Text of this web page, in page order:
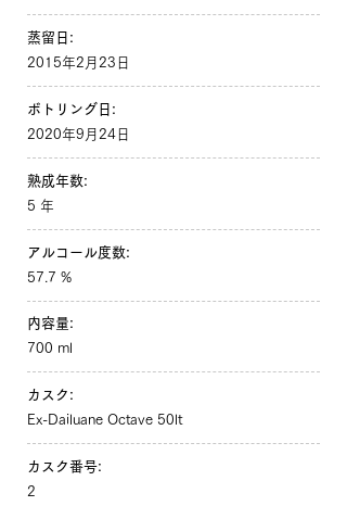
蒸留日:
2015年2月23日
ボトリング日:
2020年9月24日
熟成年数:
5 年
アルコール度数:
57.7 %
内容量:
700 ml
カスク:
Ex-Dailuane Octave 50lt
カスク番号:
2